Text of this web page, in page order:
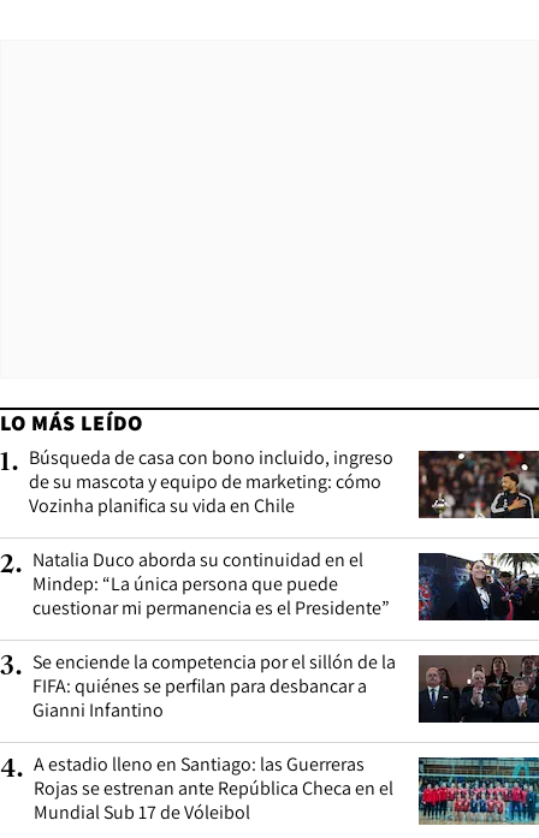
LO MÁS LEÍDO
1. Búsqueda de casa con bono incluido, ingreso
de su mascota y equipo de marketing: cómo
Vozinha planifica su vida en Chile
2. Natalia Duco aborda su continuidad en el
Mindep: “La única persona que puede
cuestionar mi permanencia es el Presidente”
3. Se enciende la competencia por el sillón de la
FIFA: quiénes se perfilan para desbancar a
Gianni Infantino
4. A estadio lleno en Santiago: las Guerreras
Rojas se estrenan ante República Checa en el
Mundial Sub 17 de Vóleibol